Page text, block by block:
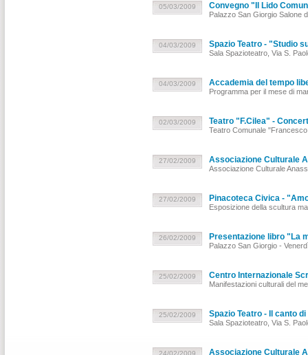
05/03/2009 Convegno "Il Lido
Palazzo San Giorgio Salone
04/03/2009 Spazio Teatro - "Studio
Sala Spazioteatro, Via S.
04/03/2009 Accademia del tempo
Programma per il mese di
02/03/2009 Teatro "F.Cilea" -
Teatro Comunale
27/02/2009 Associazione Culturale
Associazione Culturale
27/02/2009 Pinacoteca Civica -
Esposizione della scultura
26/02/2009 Presentazione libro "La
Palazzo San Giorgio -
25/02/2009 Centro Internazionale
Manifestazioni culturali del
25/02/2009 Spazio Teatro - Il canto
Sala Spazioteatro, Via S.
24/02/2009 Associazione Culturale